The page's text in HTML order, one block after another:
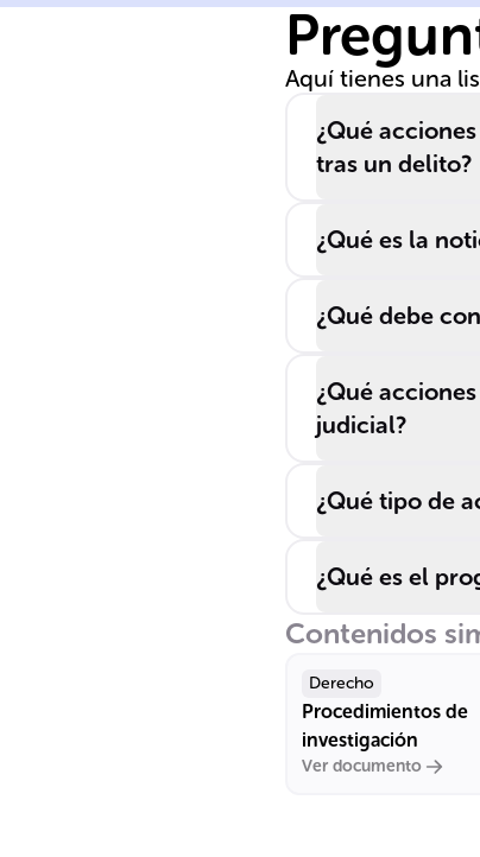
Aquí tienes una
¿Qué
tras un delito?
¿Qué es la
¿Qué debe
¿Qué
judicial?
¿Qué tipo de
¿Qué es el
Contenidos
Derecho
Procedimientos de
investigación
Ver documento